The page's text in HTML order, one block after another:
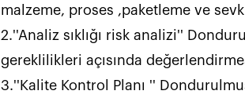
malzeme, proses ,paketleme ve
2.''Analiz sıklığı risk analizi''
gereklilikleri açısında
3.''Kalite Kontrol Planı ''